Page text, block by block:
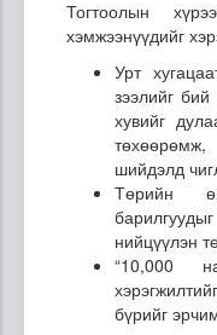
Тогтоолын
хэмжээнүүдийг
Урт
зээлийг
хувийг
шийдэлд
Төрийн
нийцүүлэн
“10,000
бүрийг